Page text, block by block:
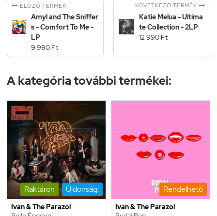
 ELŐZŐ TERMÉK
Amyl and The Sniffer
s - Comfort To Me -
LP
9 990 Ft
KÖVETKEZŐ TERMÉK 
Katie Melua - Ultima
te Collection - 2LP
12 990 Ft
A kategória további termékei:
Raktáron Újdonság!
Ivan & The Parazol
Rendelhető
Ivan & The Parazol